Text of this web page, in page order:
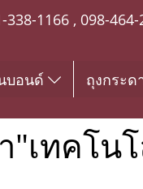
338-1166, 098-
บอนด์ ถุงกระด
"เทคโน